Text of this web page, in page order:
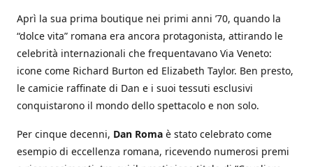
Aprì la sua prima boutique nei primi anni ’70, quando la
“dolce vita” romana era ancora protagonista, attirando le
celebrità internazionali che frequentavano Via Veneto:
icone come Richard Burton ed Elizabeth Taylor. Ben presto,
le camicie raffinate di Dan e i suoi tessuti esclusivi
conquistarono il mondo dello spettacolo e non solo.
Per cinque decenni, Dan Roma è stato celebrato come
esempio di eccellenza romana, ricevendo numerosi premi